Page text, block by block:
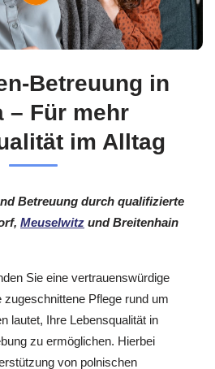
Betreuung in
– Für mehr
im Alltag
Betreuung durch qualifizierte
Meuselwitz und Breitenhain
Sie eine vertrauenswürdige
zugeschnittene Pflege rund um
lautet, Ihre Lebensqualität in
zu ermöglichen. Hierbei
von polnischen